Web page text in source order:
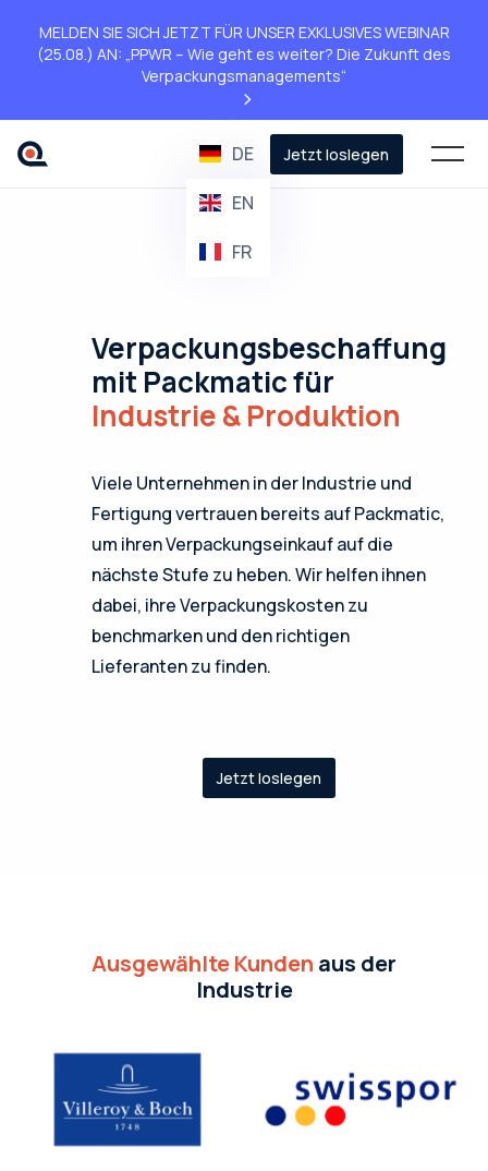
MELDEN SIE SICH JETZT FÜR UNSER EXKLUSIVES WEBINAR
(25.08.) AN: „PPWR – Wie geht es weiter? Die Zukunft des
Verpackungsmanagements“
>
DE
EN
FR
Jetzt loslegen
Verpackungsbeschaffung
mit Packmatic für
Industrie & Produktion
Viele Unternehmen in der Industrie und
Fertigung vertrauen bereits auf Packmatic,
um ihren Verpackungseinkauf auf die
nächste Stufe zu heben. Wir helfen ihnen
dabei, ihre Verpackungskosten zu
benchmarken und den richtigen
Lieferanten zu finden.
Jetzt loslegen
Ausgewählte Kunden aus der
Industrie